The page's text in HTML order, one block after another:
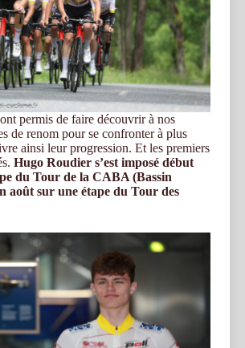
permis de faire découvrir à nos
de renom pour se confronter à plus
ainsi leur progression. Et les premiers
Hugo Roudier s’est imposé début
du Tour de la CABA (Bassin
août sur une étape du Tour des